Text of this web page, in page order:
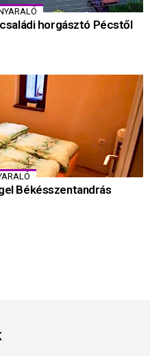
horgásztó Pécstől
Békésszentandrás